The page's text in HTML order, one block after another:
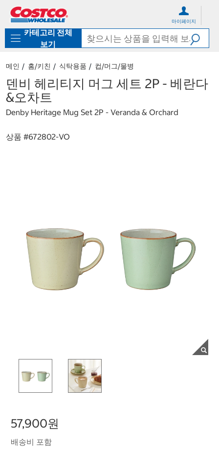
로
기
가
마이페이지
카테고리 전체
보기
메인 홈/키친 식탁용품 컵/머그/물병
덴비 헤리티지 머그 세트 2P - 베란다
&오차트
Denby Heritage Mug Set 2P - Veranda & Orchard
상품 #672802-VO
57,900원
배송비 포함